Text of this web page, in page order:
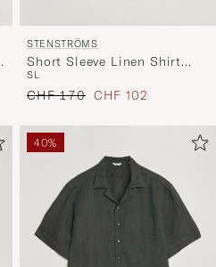
STENSTRÖMS
Short Sleeve Linen Shirt
Black
SL
Regulärer Preis
CHF 170 Reduzierter Preis
CHF 102
40%